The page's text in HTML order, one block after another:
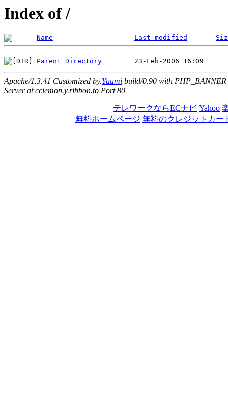
Index of /
Name Last modified
Parent Directory
Apache/1.3.41 Customized by.Yuumi build/0.90 with PHP_BANNER
Server at cciemon.y.ribbon.to Port 80
テレワークならECナビ Yahoo
無料ホームページ 無料のクレジットカー